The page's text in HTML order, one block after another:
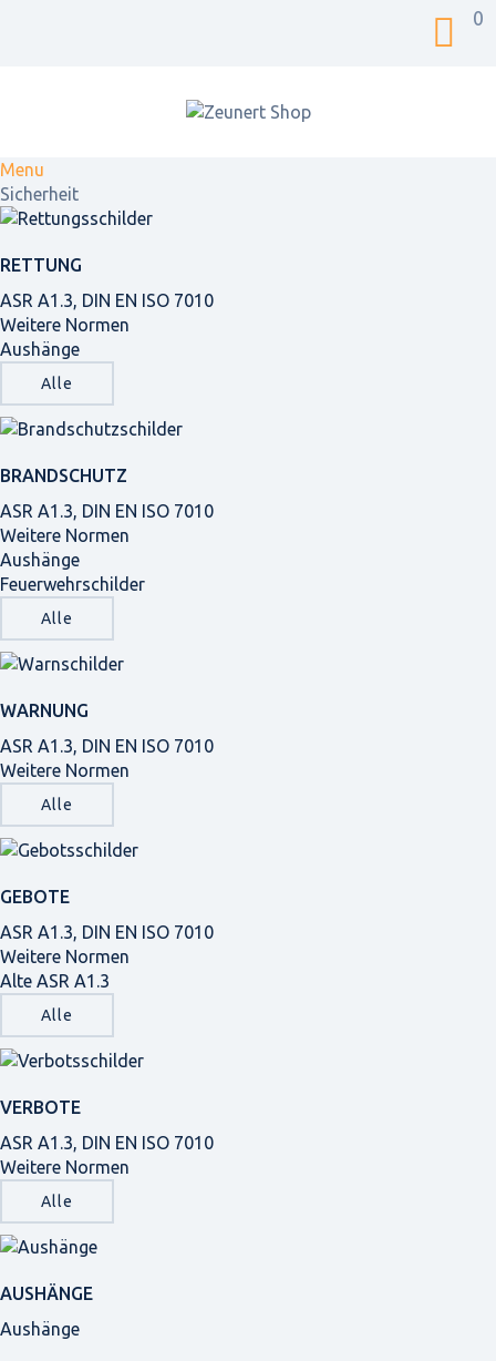
0
Menu
Sicherheit
RETTUNG
ASR A1.3, DIN EN ISO 7010
Weitere Normen
Aushänge
Alle
BRANDSCHUTZ
ASR A1.3, DIN EN ISO 7010
Weitere Normen
Aushänge
Feuerwehrschilder
Alle
WARNUNG
ASR A1.3, DIN EN ISO 7010
Weitere Normen
Alle
GEBOTE
ASR A1.3, DIN EN ISO 7010
Weitere Normen
Alte ASR A1.3
Alle
VERBOTE
ASR A1.3, DIN EN ISO 7010
Weitere Normen
Alle
AUSHÄNGE
Aushänge